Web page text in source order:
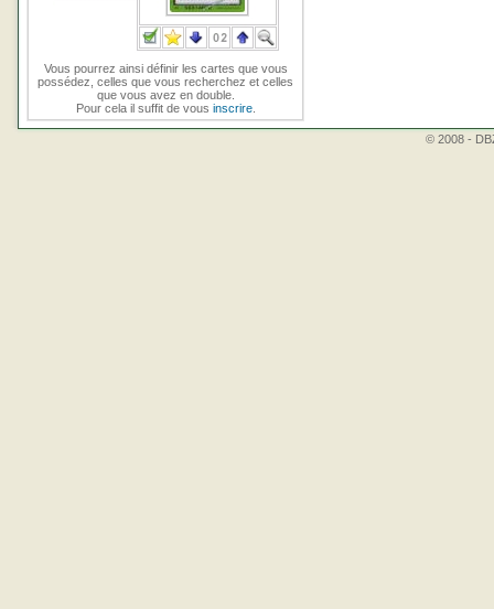
Vous pourrez ainsi définir les cartes que vous
possédez, celles que vous recherchez et celles
que vous avez en double.
Pour cela il suffit de vous inscrire.
© 2008 -